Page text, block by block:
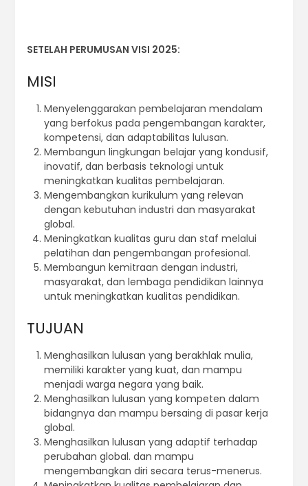
SETELAH PERUMUSAN VISI 2025:
MISI
Menyelenggarakan pembelajaran mendalam
yang berfokus pada pengembangan karakter,
kompetensi, dan adaptabilitas lulusan.
Membangun lingkungan belajar yang kondusif,
inovatif, dan berbasis teknologi untuk
meningkatkan kualitas pembelajaran.
Mengembangkan kurikulum yang relevan
dengan kebutuhan industri dan masyarakat
global.
Meningkatkan kualitas guru dan staf melalui
pelatihan dan pengembangan profesional.
Membangun kemitraan dengan industri,
masyarakat, dan lembaga pendidikan lainnya
untuk meningkatkan kualitas pendidikan.
TUJUAN
Menghasilkan lulusan yang berakhlak mulia,
memiliki karakter yang kuat, dan mampu
menjadi warga negara yang baik.
Menghasilkan lulusan yang kompeten dalam
bidangnya dan mampu bersaing di pasar kerja
global.
Menghasilkan lulusan yang adaptif terhadap
perubahan global. dan mampu
mengembangkan diri secara terus-menerus.